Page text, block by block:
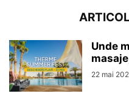
Unde
22 mai